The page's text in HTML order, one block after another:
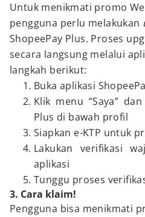
Untuk menikmati promo
pengguna perlu melakukan
ShopeePay Plus. Proses
secara langsung melalui
langkah berikut:
Buka aplikasi
Klik menu “Saya”
Plus di bawah profil
Siapkan e-KTP untuk
Lakukan verifikasi
aplikasi
Tunggu proses
3. Cara klaim!
Pengguna bisa menikmati